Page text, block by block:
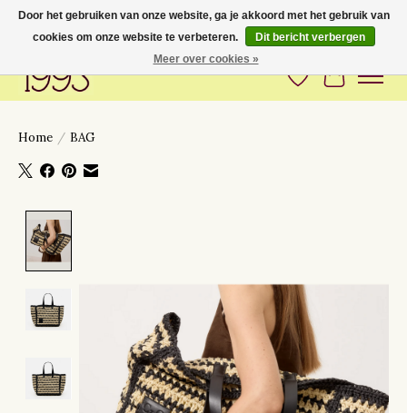
Love to have you around
Verlanglijst
Home / BAG
Door het gebruiken van onze website, ga je akkoord met het gebruik van
cookies om onze website te verbeteren.
Dit bericht verbergen
Meer over cookies »